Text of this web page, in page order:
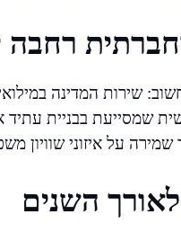
רחבה
שירות המדינה
שמסייעת בבניית עתיד
על איזוני שוויון
לאורך השנים